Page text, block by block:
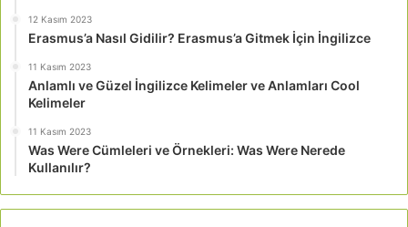
12 Kasım 2023
Erasmus’a Nasıl Gidilir? Erasmus’a Gitmek İçin İngilizce
11 Kasım 2023
Anlamlı ve Güzel İngilizce Kelimeler ve Anlamları Cool
Kelimeler
11 Kasım 2023
Was Were Cümleleri ve Örnekleri: Was Were Nerede
Kullanılır?